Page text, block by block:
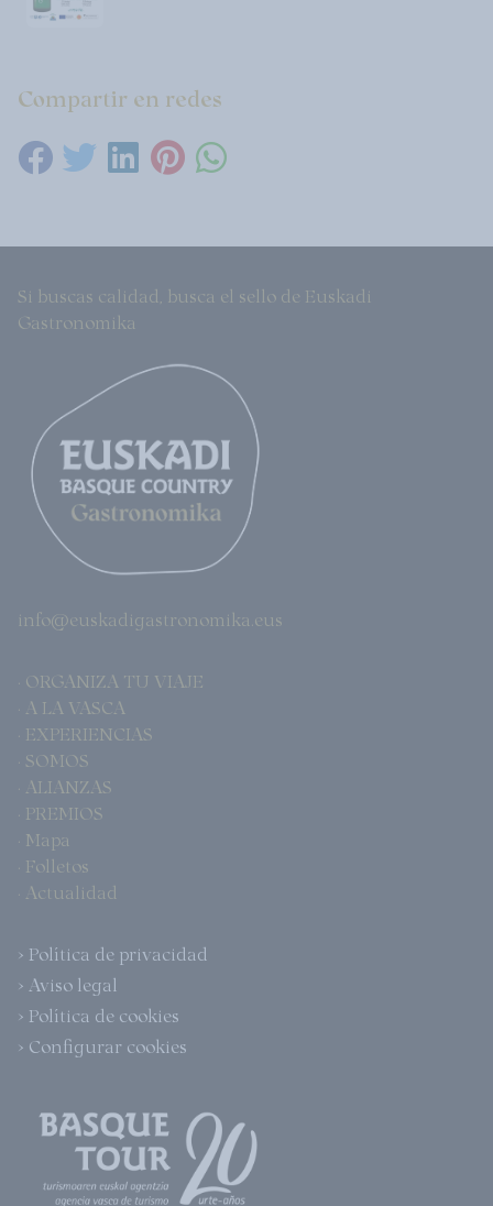
Compartir en redes
Si buscas calidad, busca el sello de Euskadi
Gastronomika
info@euskadigastronomika.eus
· ORGANIZA TU VIAJE
· A LA VASCA
· EXPERIENCIAS
· SOMOS
· ALIANZAS
· PREMIOS
· Mapa
· Folletos
· Actualidad
> Política de privacidad
> Aviso legal
> Política de cookies
> Configurar cookies